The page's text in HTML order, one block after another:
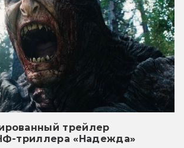
трейлер
триллера «Надежда»